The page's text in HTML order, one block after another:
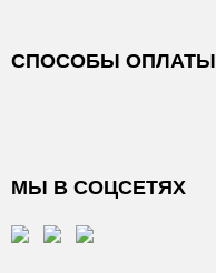
СПОСОБЫ ОПЛАТЫ
МЫ В СОЦСЕТЯХ